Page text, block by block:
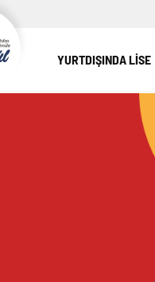
YURTDIŞINDA LİSE